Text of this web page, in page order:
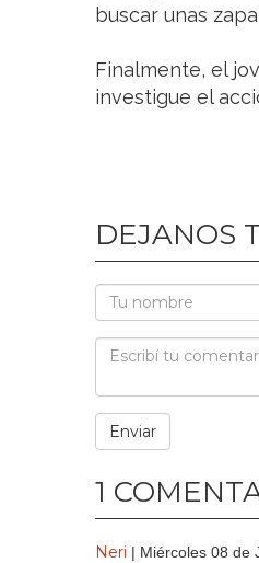
buscar unas
Finalmente, el
investigue el
DEJANOS
1
Neri | Miércoles 08 de